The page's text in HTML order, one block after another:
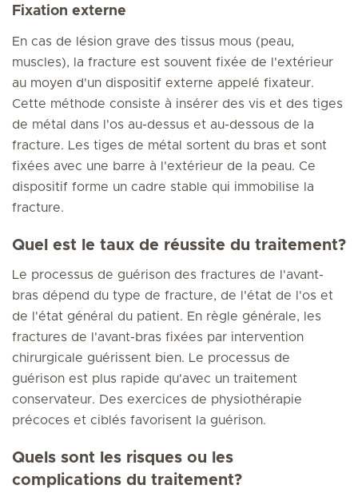
Fixation externe
En cas de lésion grave des tissus mous (peau,
muscles), la fracture est souvent fixée de l'extérieur
au moyen d'un dispositif externe appelé fixateur.
Cette méthode consiste à insérer des vis et des tiges
de métal dans l'os au-dessus et au-dessous de la
fracture. Les tiges de métal sortent du bras et sont
fixées avec une barre à l'extérieur de la peau. Ce
dispositif forme un cadre stable qui immobilise la
fracture.
Quel est le taux de réussite du traitement?
Le processus de guérison des fractures de l'avant-
bras dépend du type de fracture, de l'état de l'os et
de l'état général du patient. En règle générale, les
fractures de l'avant-bras fixées par intervention
chirurgicale guérissent bien. Le processus de
guérison est plus rapide qu'avec un traitement
conservateur. Des exercices de physiothérapie
précoces et ciblés favorisent la guérison.
Quels sont les risques ou les
complications du traitement?